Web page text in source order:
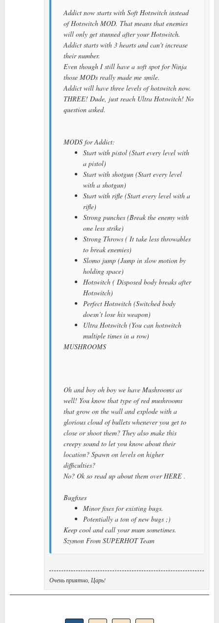
Addict now starts with Soft Hotswitch instead
of Hotswitch MOD. That means that enemies
will only get stunned after your Hotswitch.
Addict starts with 3 hearts and can't increase
their number.
Even though I still have a soft spot for Ninja
those MODs really made me smile.
Addict will have three levels of hotswitch now.
THREE! Dude, just reach Ultra Hotswitch! No
question asked.
MODS for Addict:
Start with pistol (Start every level with
a pistol)
Start with shotgun (Start every level
with a shotgun)
Start with rifle (Start every level with a
rifle)
Strong punches (Break the enemy with
one less strike)
Strong Throws ( It take less throwables
to break enemies)
Slomo jump (Jump in slow motion by
holding space)
Hotswitch ( Disposed body breaks after
Hotswitch)
Perfect Hotswitch (Switched body
doesn’t lose his weapon)
Ultra Hotswitch (You can hotswitch
multiple times in a row)
MUSHROOMS
Oh and boy oh boy we have Mushrooms as
well! You know that type of red mushrooms
that grow on the wall and explode with a
glorious cloud of bullets whenever you get to
close or shoot them? They also make this
creepy sound to let you know about their
location? Spawn on levels on higher
difficulties?
No? Ok so read up about them over HERE .
Bugfixes
Minor fixes for existing bugs.
Potentially a ton of new bugs ;)
Keep cool and call your mum sometimes.
Szymon From SUPERHOT Team
Очень приятно, Царь!